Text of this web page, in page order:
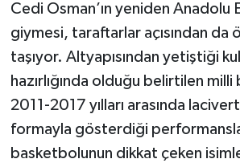
Cedi Osman’ın yeniden Anadolu
giymesi, taraftarlar açısından da
taşıyor. Altyapısından yetiştiği
hazırlığında olduğu belirtilen
2011-2017 yılları arasında
formayla gösterdiği
basketbolunun dikkat çeken